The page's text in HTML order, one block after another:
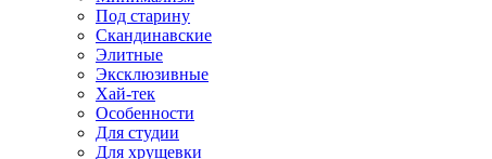
Под старину
Скандинавские
Элитные
Эксклюзивные
Хай-тек
Особенности
Для студии
Для хрущевки